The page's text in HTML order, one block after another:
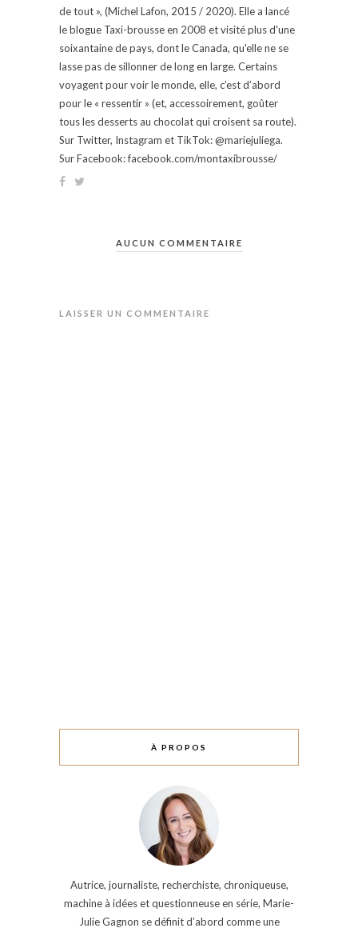
de tout », (Michel Lafon, 2015 / 2020). Elle a lancé
le blogue Taxi-brousse en 2008 et visité plus d'une
soixantaine de pays, dont le Canada, qu'elle ne se
lasse pas de sillonner de long en large. Certains
voyagent pour voir le monde, elle, c’est d’abord
pour le « ressentir » (et, accessoirement, goûter
tous les desserts au chocolat qui croisent sa route).
Sur Twitter, Instagram et TikTok: @mariejuliega.
Sur Facebook: facebook.com/montaxibrousse/
AUCUN COMMENTAIRE
LAISSER UN COMMENTAIRE
À PROPOS
Autrice, journaliste, recherchiste, chroniqueuse,
machine à idées et questionneuse en série, Marie-
Julie Gagnon se définit d’abord comme une